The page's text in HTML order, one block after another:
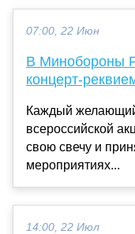
07:00, 22 Июн
В Минобороны
концерт-
Каждый
всероссийской
свою свечу и
мероприятиях...
14:00, 22 Июл